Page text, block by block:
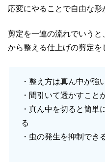
応変にやることで自由な形
剪定を一連の流れでいう
から整える仕上げの剪定を
・整え方は真ん中が強
・間引いて透かすこと
・真ん中を切ると簡単
る
・虫の発生を抑制でき